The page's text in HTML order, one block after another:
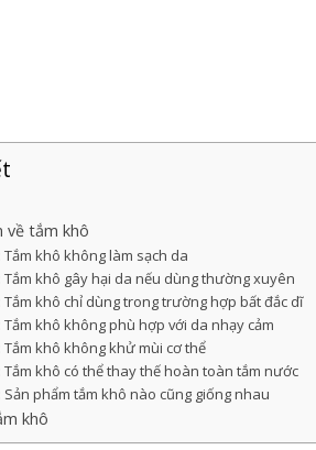
về tắm khô
Tắm khô không làm sạch da
Tắm khô gây hại da nếu dùng thường xuyên
Tắm khô chỉ dùng trong trường hợp bất đắc dĩ
Tắm khô không phù hợp với da nhạy cảm
Tắm khô không khử mùi cơ thể
Tắm khô có thể thay thế hoàn toàn tắm nước
Sản phẩm tắm khô nào cũng giống nhau
khô